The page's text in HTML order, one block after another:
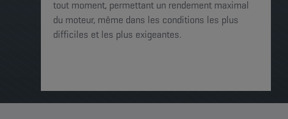
tout moment, permettant un rendement maximal
du moteur, même dans les conditions les plus
difficiles et les plus exigeantes.